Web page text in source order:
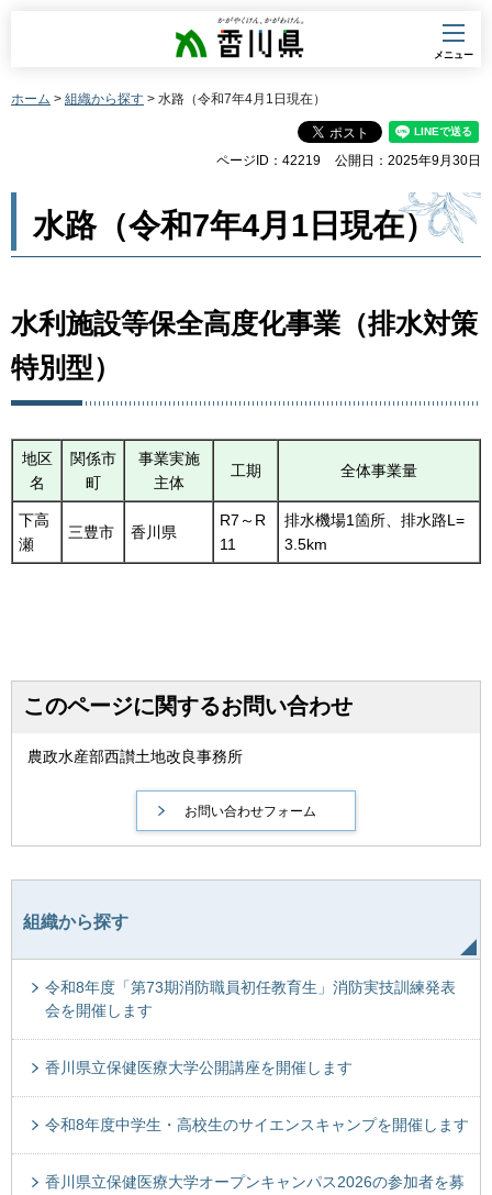
香川県
メニュー
ホーム > 組織から探す > 水路（令和7年4月1日現在）
ページID：42219 公開日：2025年9月30日
水路（令和7年4月1日現在）
水利施設等保全高度化事業（排水対策
特別型）
地区
名
関係市
町
事業実施
主体
工期 全体事業量
下高
瀬
三豊市 香川県
R7～R
11
排水機場1箇所、排水路L=
3.5km
このページに関するお問い合わせ
農政水産部西讃土地改良事務所
組織から探す
令和8年度「第73期消防職員初任教育生」消防実技訓練発表
会を開催します
香川県立保健医療大学公開講座を開催します
令和8年度中学生・高校生のサイエンスキャンプを開催します
香川県立保健医療大学オープンキャンパス2026の参加者を募